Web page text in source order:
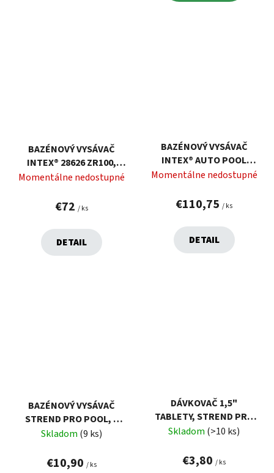
BAZÉNOVÝ VYSÁVAČ
INTEX® 28626 ZR100,
AKUMULÁTOROVÝ, 2,39 M
Momentálne nedostupné
€72 / ks
DETAIL
BAZÉNOVÝ VYSÁVAČ
INTEX® AUTO POOL
28001,
Momentálne nedostupné
€110,75 / ks
DETAIL
BAZÉNOVÝ VYSÁVAČ
STREND PRO POOL, S
ALU TYČOU, L- 1500 MM
Skladom (9 ks)
€10,90 / ks
DÁVKOVAČ 1,5"
TABLETY, STREND PRO
POOL, S TEPLOMEROM
Skladom (>10 ks)
€3,80 / ks